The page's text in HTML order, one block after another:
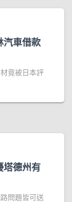
汽車借款
竟被日本評
塔德州有
問題皆可送